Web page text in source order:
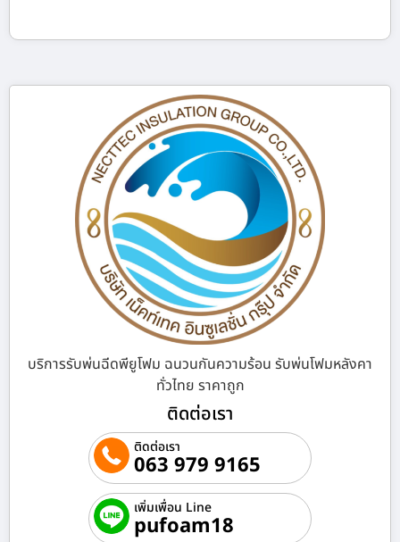
บริการรับพ่นฉีดพียูโฟม ฉนวนกันความร้อน รับพ่นโฟมหลังคา
ทั่วไทย ราคาถูก
ติดต่อเรา
ติดต่อเรา
063 979 9165
เพิ่มเพื่อน Line
pufoam18